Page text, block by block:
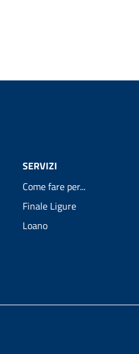
SERVIZI
Come fare per...
Finale Ligure
Loano